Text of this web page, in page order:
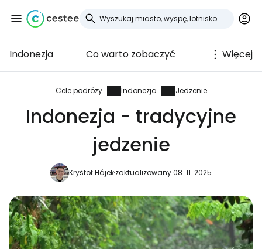
Indonezja Co warto zobaczyć Więcej
Cele podróży Indonezja Jedzenie
Indonezja - tradycyjne
jedzenie
Kryštof Hájekzaktualizowany 08. 11. 2025
Zaloguj się do
Cestee
... światowej społeczności podróżniczej
Kontynuuj z Google
Kontynuuj z Facebookiem